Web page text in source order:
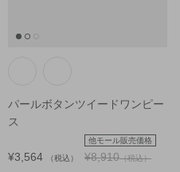
パールボタンツイードワンピー
ス
¥3,564 （税込）
他モール販売価格
¥8,910（税込）